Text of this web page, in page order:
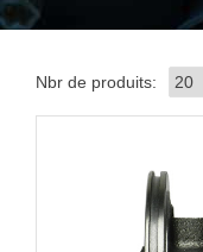
Nbr de produits: